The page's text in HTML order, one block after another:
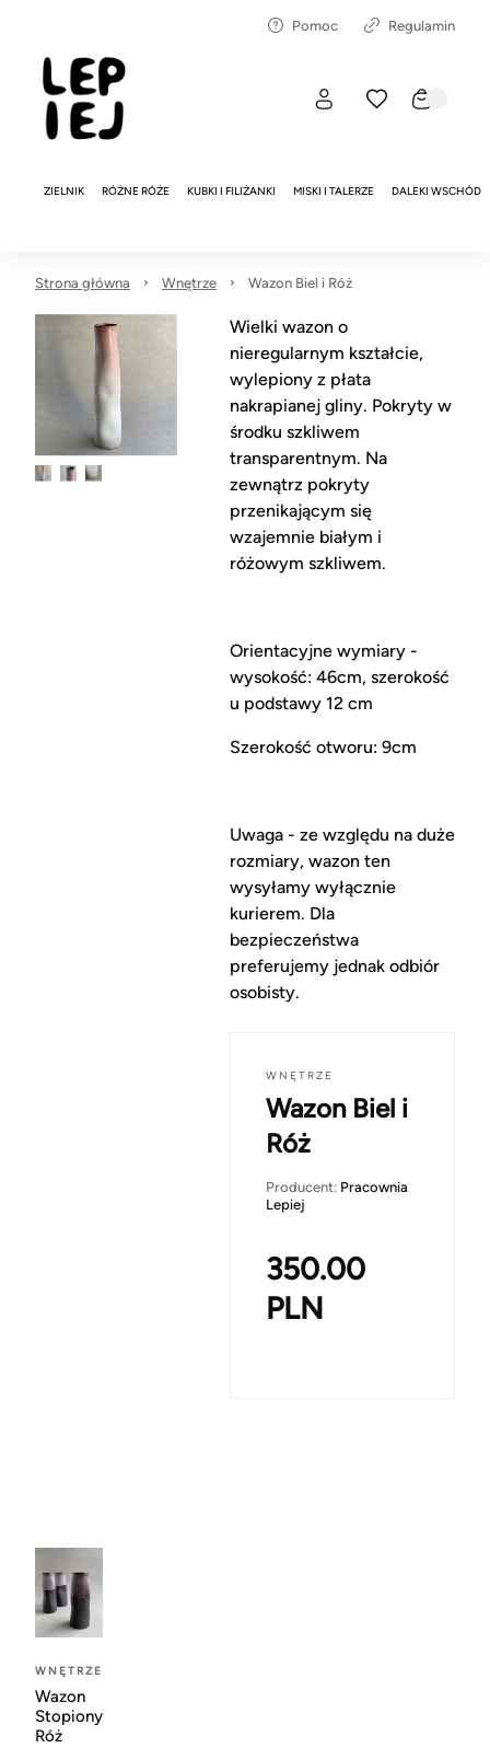
Pomoc Regulamin
ZIELNIK RÓŻNE RÓŻE KUBKI I FILIŻANKI MISKI I TALERZE DALEKI WSCHÓD
Strona główna Wnętrze Wazon Biel i Róż
Wielki wazon o
nieregularnym kształcie,
wylepiony z płata
nakrapianej gliny. Pokryty w
środku szkliwem
transparentnym. Na
zewnątrz pokryty
przenikającym się
wzajemnie białym i
różowym szkliwem.
Orientacyjne wymiary -
wysokość: 46cm, szerokość
u podstawy 12 cm
Szerokość otworu: 9cm
Uwaga - ze względu na duże
rozmiary, wazon ten
wysyłamy wyłącznie
kurierem. Dla
bezpieczeństwa
preferujemy jednak odbiór
osobisty.
WNĘTRZE
Wazon Biel i
Róż
Producent: Pracownia
Lepiej
350.00
PLN
WNĘTRZE
Wazon
Stopiony
Róż